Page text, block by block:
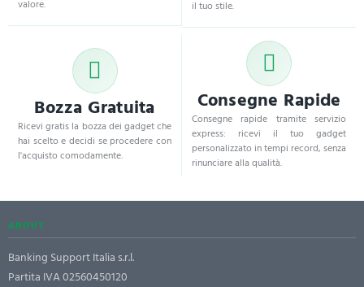
valore.
il tuo stile.
Bozza Gratuita
Ricevi gratis la bozza dei gadget che
hai scelto e decidi se procedere con
l'acquisto comodamente.
Consegne Rapide
Consegne rapide tramite servizio
express: ricevi il tuo gadget
personalizzato in tempi record, senza
rinunciare alla qualità.
ABOUT
Banking Support Italia s.r.l.
Partita IVA 02560450120